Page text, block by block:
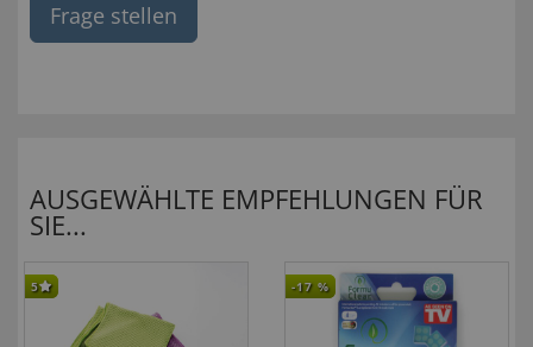
Frage stellen
AUSGEWÄHLTE EMPFEHLUNGEN FÜR
SIE...
5 -17 %